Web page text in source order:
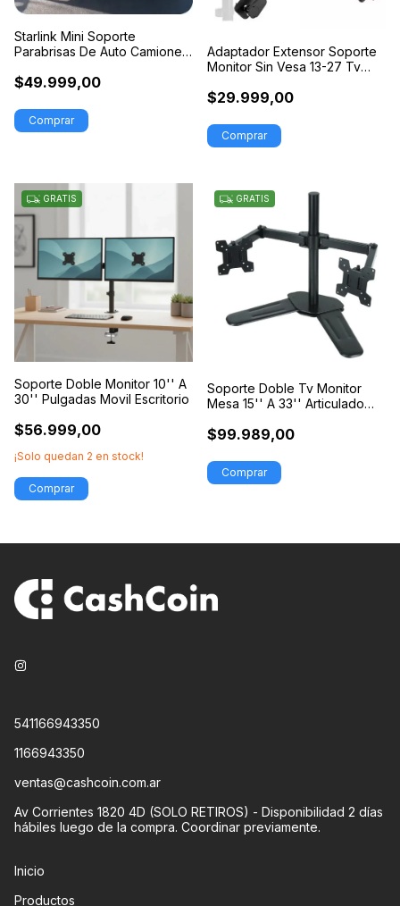
Starlink Mini Soporte
Parabrisas De Auto Camioneta
$49.999,00
Adaptador Extensor Soporte
Monitor Sin Vesa 13-27 Tv
$29.999,00
GRATIS
Soporte Doble Monitor 10'' A
30'' Pulgadas Movil Escritorio
$56.999,00
¡Solo quedan 2 en stock!
GRATIS
Soporte Doble Tv Monitor
Mesa 15'' A 33'' Articulado
$99.989,00
541166943350
1166943350
ventas@cashcoin.com.ar
Av Corrientes 1820 4D (SOLO RETIROS) - Disponibilidad 2 días
hábiles luego de la compra. Coordinar previamente.
Inicio
Productos